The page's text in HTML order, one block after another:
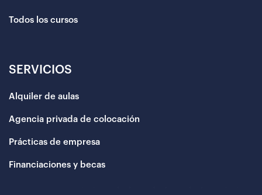
Todos los cursos
SERVICIOS
Alquiler de aulas
Agencia privada de colocación
Prácticas de empresa
Financiaciones y becas